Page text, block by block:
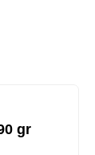
gr